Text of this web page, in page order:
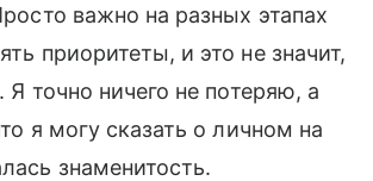
важно на разных этапах
приоритеты, и это не значит,
точно ничего не потеряю, а
я могу сказать о личном на
знаменитость.